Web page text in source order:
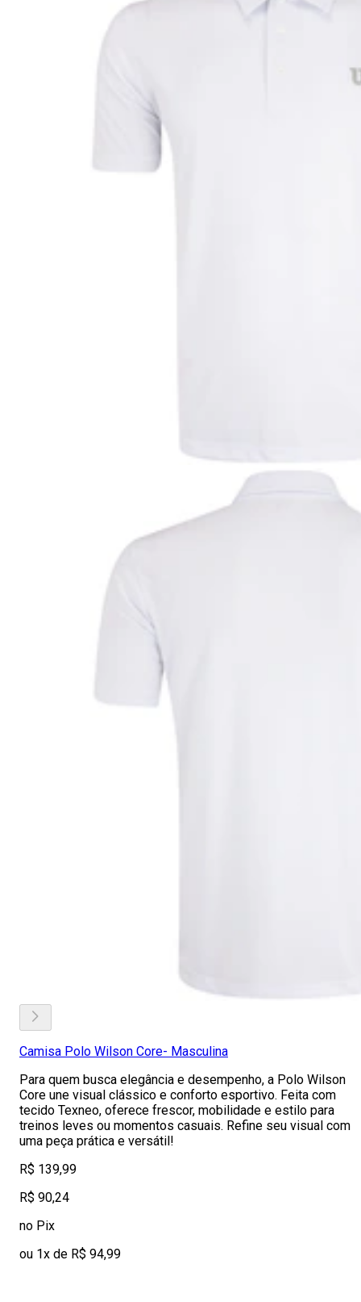
Camisa Polo Wilson Core- Masculina
Para quem busca elegância e desempenho, a Polo Wilson
Core une visual clássico e conforto esportivo. Feita com
tecido Texneo, oferece frescor, mobilidade e estilo para
treinos leves ou momentos casuais. Refine seu visual com
uma peça prática e versátil!
R$ 139,99
R$ 90,24
no Pix
ou 1x de R$ 94,99